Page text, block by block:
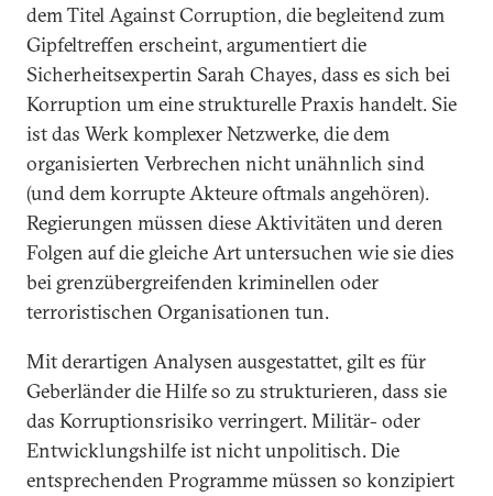
dem Titel Against Corruption, die begleitend zum
Gipfeltreffen erscheint, argumentiert die
Sicherheitsexpertin Sarah Chayes, dass es sich bei
Korruption um eine strukturelle Praxis handelt. Sie
ist das Werk komplexer Netzwerke, die dem
organisierten Verbrechen nicht unähnlich sind
(und dem korrupte Akteure oftmals angehören).
Regierungen müssen diese Aktivitäten und deren
Folgen auf die gleiche Art untersuchen wie sie dies
bei grenzübergreifenden kriminellen oder
terroristischen Organisationen tun.
Mit derartigen Analysen ausgestattet, gilt es für
Geberländer die Hilfe so zu strukturieren, dass sie
das Korruptionsrisiko verringert. Militär- oder
Entwicklungshilfe ist nicht unpolitisch. Die
entsprechenden Programme müssen so konzipiert